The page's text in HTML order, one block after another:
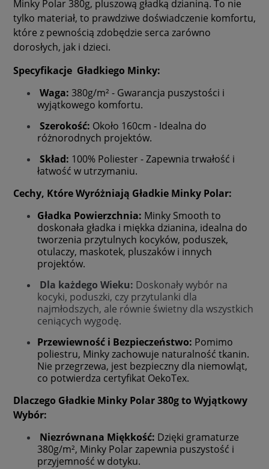
Minky Polar 380g, pluszową gładką dzianiną. To nie
tylko materiał, to prawdziwe doświadczenie komfortu,
które z pewnością zdobędzie serca zarówno
dorosłych, jak i dzieci.
Specyfikacje Gładkiego Minky:
Waga: 380g/m² - Gwarancja puszystości i
wyjątkowego komfortu.
Szerokość: Około 160cm - Idealna do
różnorodnych projektów.
Skład: 100% Poliester - Zapewnia trwałość i
łatwość w utrzymaniu.
Cechy, Które Wyróżniają Gładkie Minky Polar:
Gładka Powierzchnia: Minky Smooth to
doskonała gładka i miękka dzianina, idealna do
tworzenia przytulnych kocyków, poduszek,
otulaczy, maskotek, pluszaków i innych
projektów.
Dla każdego Wieku: Doskonały wybór na
kocyki, poduszki, czy przytulanki dla
najmłodszych, ale równie świetny dla wszystkich
ceniących wygodę.
Przewiewność i Bezpieczeństwo: Pomimo
poliestru, Minky zachowuje naturalność tkanin.
Nie przegrzewa, jest bezpieczny dla niemowląt,
co potwierdza certyfikat OekoTex.
Dlaczego Gładkie Minky Polar 380g to Wyjątkowy
Wybór:
Niezrównana Miękkość: Dzięki gramaturze
380g/m², Minky Polar zapewnia puszystość i
przyjemność w dotyku.